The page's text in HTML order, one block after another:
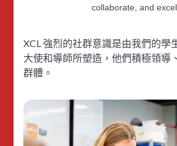
collaborate, and excel
XCL 強烈的社群意識是由我們的學
大使和導師所塑造，他們積極領導
群體。